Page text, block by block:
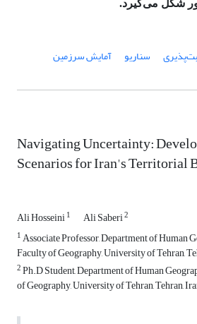
شکل می‌گیرد.
سناریو آمایش سرزمین
Navigating Uncertainty:
Scenarios for Iran's Territorial
Ali Hosseini1 Ali Saberi2
1Associate Professor, Department of Human
Faculty of Geography, University of Tehran,
2Ph.D Student, Department of Human
of Geography, University of Tehran, Tehran,